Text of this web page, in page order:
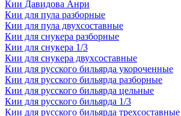
Кии Давидова Анри
Кии для пула разборные
Кии для пула двухсоставные
Кии для снукера разборные
Кии для снукера 1/3
Кии для снукера двухсоставные
Кии для русского бильярда укороченные
Кии для русского бильярда разборные
Кии для русского бильярда цельные
Кии для русского бильярда 1/3
Кии для русского бильярда трехсоставные